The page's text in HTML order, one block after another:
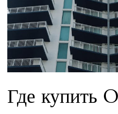
Где купить